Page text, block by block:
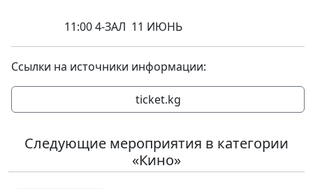
11:00 4-ЗАЛ 11 ИЮНЬ
Ссылки на источники информации:
ticket.kg
Следующие мероприятия в категории
«Кино»